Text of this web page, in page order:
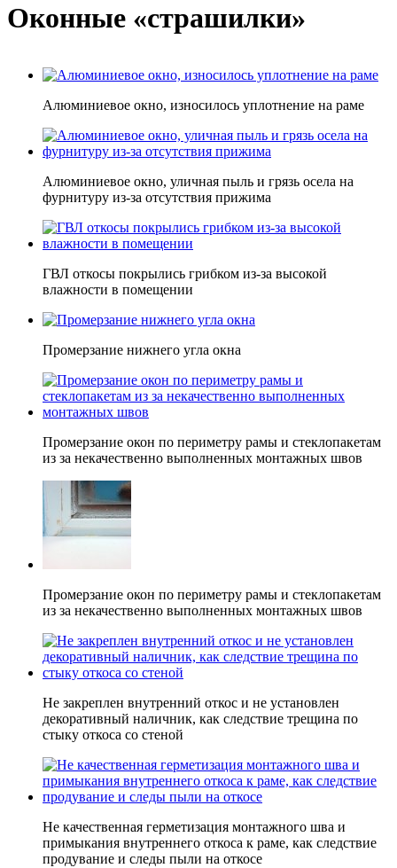
Оконные «страшилки»
Алюминиевое окно, износилось уплотнение на раме
Алюминиевое окно, уличная пыль и грязь осела на
фурнитуру из-за отсутствия прижима
ГВЛ откосы покрылись грибком из-за высокой
влажности в помещении
Промерзание нижнего угла окна
Промерзание окон по периметру рамы и стеклопакетам
из за некачественно выполненных монтажных швов
Промерзание окон по периметру рамы и стеклопакетам
из за некачественно выполненных монтажных швов
Не закреплен внутренний откос и не установлен
декоративный наличник, как следствие трещина по
стыку откоса со стеной
Не качественная герметизация монтажного шва и
примыкания внутреннего откоса к раме, как следствие
продувание и следы пыли на откосе